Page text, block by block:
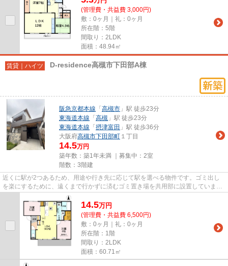
(管理費・共益費 3,000円)
敷：0ヶ月｜礼：0ヶ月
所在階：5階
間取り：2LDK
面積：48.94㎡
賃貸｜ハイツ D-residence高槻市下田部A棟
阪急京都本線 「 高槻市 」駅 徒歩23分
東海道本線 「 高槻 」駅 徒歩23分
東海道本線 「 摂津富田 」駅 徒歩36分
大阪府高槻市下田部町 １丁目
14.5万円
築年数：築1年未満 ｜募集中： 2室
階数：3階建
近くに駅が2つあるため、用途や行き先に応じて駅を選べる物件です。ゴミ出し
を楽にするために、遠くまで行かずに済むゴミ置き場を共用部に設置していま
す。こちらの物件には自走式駐車...
14.5万円
(管理費・共益費 6,500円)
敷：0ヶ月｜礼：0ヶ月
所在階：1階
間取り：2LDK
面積：60.71㎡